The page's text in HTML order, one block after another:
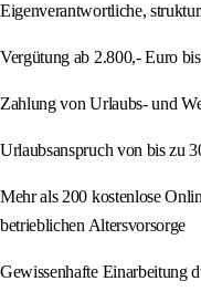
Eigenverantwortliche,
Vergütung ab 2.800,- Euro
Zahlung von Urlaubs- und
Urlaubsanspruch von bis zu
Mehr als 200 kostenlose
betrieblichen Altersvorsorge
Gewissenhafte Einarbeitung